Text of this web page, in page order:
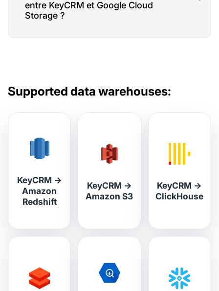
entre KeyCRM et Google Cloud
Storage ?
Supported data warehouses:
KeyCRM →
Amazon
Redshift
KeyCRM →
Amazon S3
KeyCRM →
ClickHouse